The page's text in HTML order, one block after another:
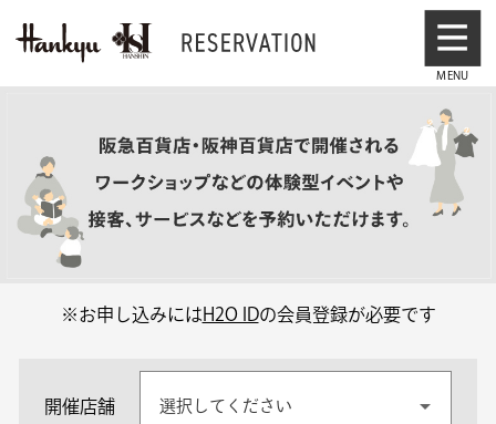
※お申し込みにはH2O IDの会員登録が必要です
開催店舗 選択してください